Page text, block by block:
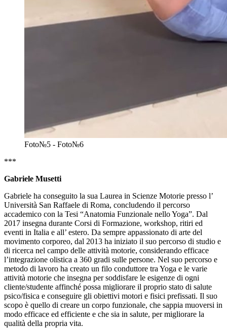
Foto№5 - Foto№6
***
Gabriele Musetti
Gabriele ha conseguito la sua Laurea in Scienze Motorie presso l’
Università San Raffaele di Roma, concludendo il percorso
accademico con la Tesi “Anatomia Funzionale nello Yoga”. Dal
2017 insegna durante Corsi di Formazione, workshop, ritiri ed
eventi in Italia e all’ estero. Da sempre appassionato di arte del
movimento corporeo, dal 2013 ha iniziato il suo percorso di studio e
di ricerca nel campo delle attività motorie, considerando efficace
l’integrazione olistica a 360 gradi sulle persone. Nel suo percorso e
metodo di lavoro ha creato un filo conduttore tra Yoga e le varie
attività motorie che insegna per soddisfare le esigenze di ogni
cliente/studente affinché possa migliorare il proprio stato di salute
psico/fisica e conseguire gli obiettivi motori e fisici prefissati. Il suo
scopo è quello di creare un corpo funzionale, che sappia muoversi in
modo efficace ed efficiente e che sia in salute, per migliorare la
qualità della propria vita.